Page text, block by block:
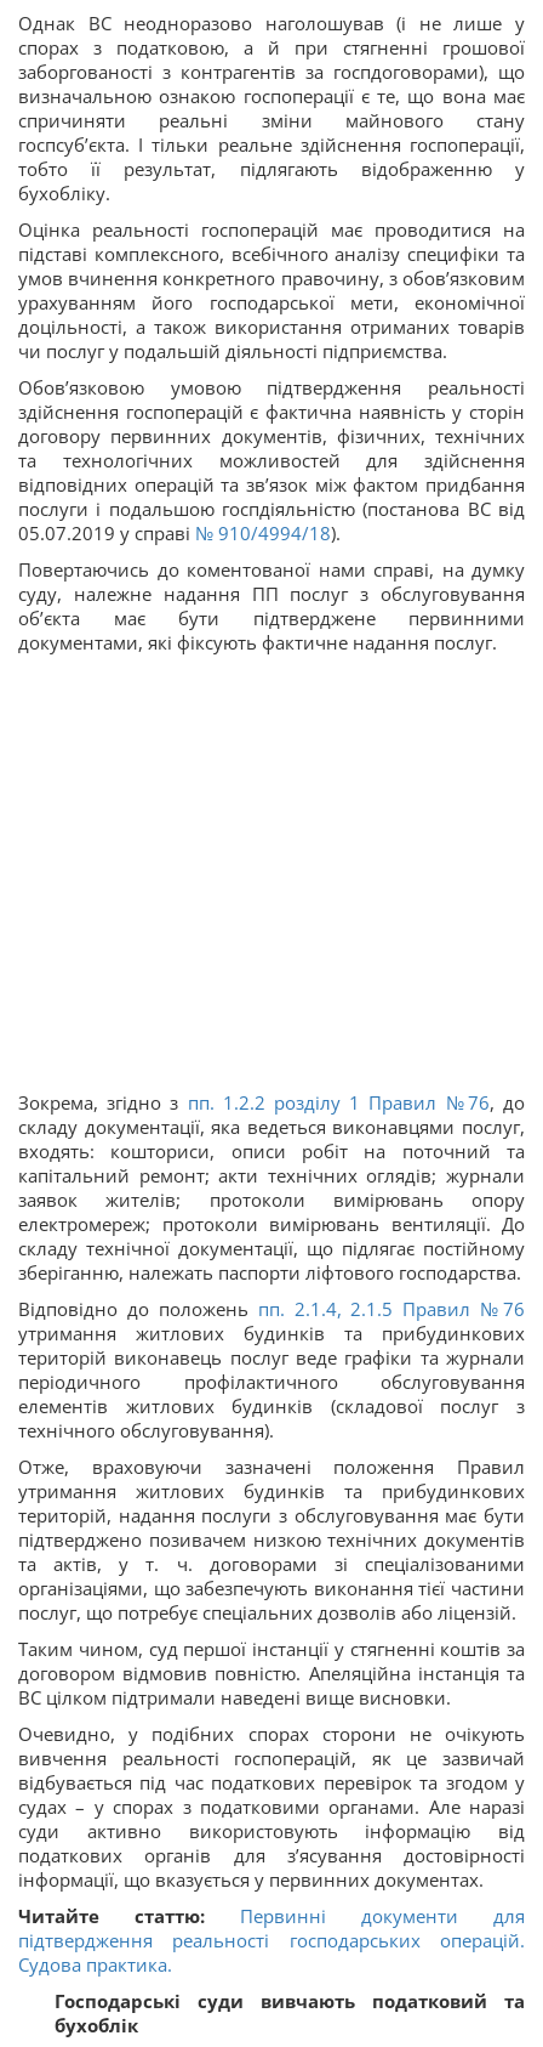
Однак ВС неодноразово наголошував (і не лише у
спорах з податковою, а й при стягненні грошової
заборгованості з контрагентів за госпдоговорами), що
визначальною ознакою госпоперації є те, що вона має
спричиняти реальні зміни майнового стану
госпсуб’єкта. І тільки реальне здійснення госпоперації,
тобто її результат, підлягають відображенню у
бухобліку.
Оцінка реальності госпоперацій має проводитися на
підставі комплексного, всебічного аналізу специфіки та
умов вчинення конкретного правочину, з обов’язковим
урахуванням його господарської мети, економічної
доцільності, а також використання отриманих товарів
чи послуг у подальшій діяльності підприємства.
Обов’язковою умовою підтвердження реальності
здійснення госпоперацій є фактична наявність у сторін
договору первинних документів, фізичних, технічних
та технологічних можливостей для здійснення
відповідних операцій та зв’язок між фактом придбання
послуги і подальшою госпдіяльністю (постанова ВС від
05.07.2019 у справі № 910/4994/18).
Повертаючись до коментованої нами справі, на думку
суду, належне надання ПП послуг з обслуговування
об’єкта має бути підтверджене первинними
документами, які фіксують фактичне надання послуг.
Зокрема, згідно з пп. 1.2.2 розділу 1 Правил №76, до
складу документації, яка ведеться виконавцями послуг,
входять: кошториси, описи робіт на поточний та
капітальний ремонт; акти технічних оглядів; журнали
заявок жителів; протоколи вимірювань опору
електромереж; протоколи вимірювань вентиляції. До
складу технічної документації, що підлягає постійному
зберіганню, належать паспорти ліфтового господарства.
Відповідно до положень пп. 2.1.4, 2.1.5 Правил №76
утримання житлових будинків та прибудинкових
територій виконавець послуг веде графіки та журнали
періодичного профілактичного обслуговування
елементів житлових будинків (складової послуг з
технічного обслуговування).
Отже, враховуючи зазначені положення Правил
утримання житлових будинків та прибудинкових
територій, надання послуги з обслуговування має бути
підтверджено позивачем низкою технічних документів
та актів, у т. ч. договорами зі спеціалізованими
організаціями, що забезпечують виконання тієї частини
послуг, що потребує спеціальних дозволів або ліцензій.
Таким чином, суд першої інстанції у стягненні коштів за
договором відмовив повністю. Апеляційна інстанція та
ВС цілком підтримали наведені вище висновки.
Очевидно, у подібних спорах сторони не очікують
вивчення реальності госпоперацій, як це зазвичай
відбувається під час податкових перевірок та згодом у
судах – у спорах з податковими органами. Але наразі
суди активно використовують інформацію від
податкових органів для з’ясування достовірності
інформації, що вказується у первинних документах.
Читайте статтю: Первинні документи для
підтвердження реальності господарських операцій.
Судова практика.
Господарські суди вивчають податковий та
бухоблік